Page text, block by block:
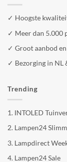
✓ Hoogste
✓ Meer dan 5.000
✓ Groot aanbod
✓ Bezorging in NL
Trending
1. INTOLED
2. Lampen24
3. Lampdirect
4. Lampen24 Sale